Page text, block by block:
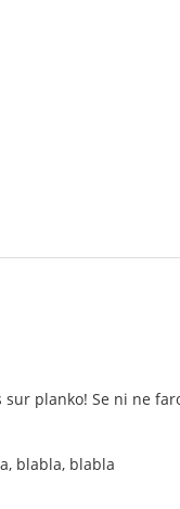
planko! Se ni ne
blabla, blabla